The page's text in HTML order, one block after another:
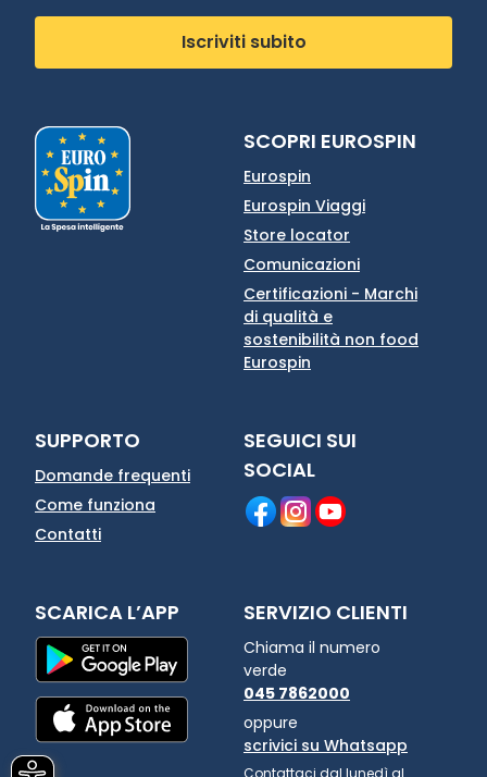
Iscriviti subito
SCOPRI EUROSPIN
Eurospin
Eurospin Viaggi
Store locator
Comunicazioni
Certificazioni - Marchi
di qualità e
sostenibilità non food
Eurospin
SUPPORTO
Domande frequenti
Come funziona
Contatti
SEGUICI SUI
SOCIAL
SCARICA L’APP SERVIZIO CLIENTI
Chiama il numero
verde
045 7862000
oppure
scrivici su Whatsapp
Contattaci dal lunedì al